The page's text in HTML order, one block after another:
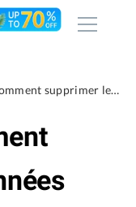
[10 façons] Comment supprimer les Données système sur Mac